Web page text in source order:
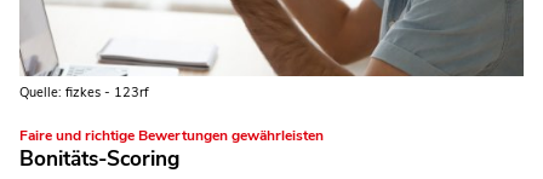
Quelle: fizkes - 123rf
Faire und richtige Bewertungen gewährleisten
Bonitäts-Scoring